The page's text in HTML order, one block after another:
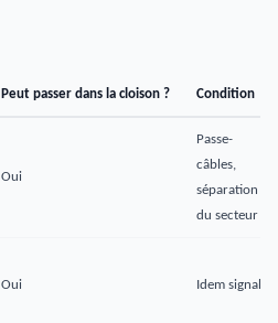
Peut passer dans la cloison ? Condition
Oui
Passe-
câbles,
séparation
du secteur
Oui Idem signal